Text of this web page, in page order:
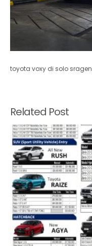
toyota voxy di solo
Related Post